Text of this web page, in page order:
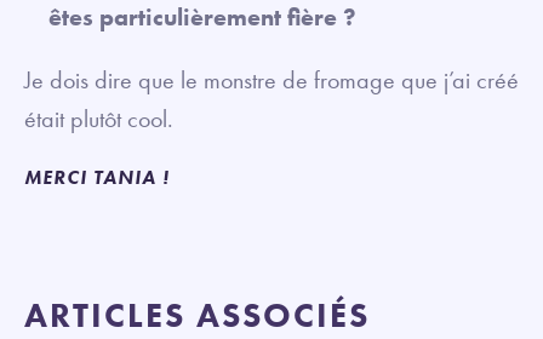
êtes particulièrement fière ?
Je dois dire que le monstre de fromage que j’ai créé
était plutôt cool.
MERCI TANIA !
ARTICLES ASSOCIÉS